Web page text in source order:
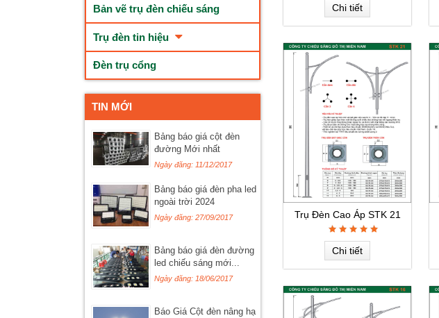
Chi tiết
Trụ Đèn Cao Áp STK 21
Chi tiết
Bản vẽ trụ đèn chiếu sáng
Trụ đèn tin hiệu
Đèn trụ cổng
TIN MỚI
Bảng báo giá cột đèn
đường Mới nhất
Ngày đăng: 11/12/2017
Bảng báo giá đèn pha led
ngoài trời 2024
Ngày đăng: 27/09/2017
Bảng báo giá đèn đường
led chiếu sáng mới...
Ngày đăng: 18/06/2017
Báo Giá Cột đèn nâng hạ